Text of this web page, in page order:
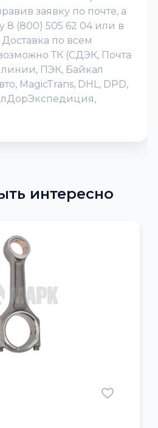
заявку по почте, а
8 (800) 505 62 04 или в
по всем
ТК (СДЭК, Почта
ПЭК, Байкал
MagicTrans, DHL, DPD,
интересно